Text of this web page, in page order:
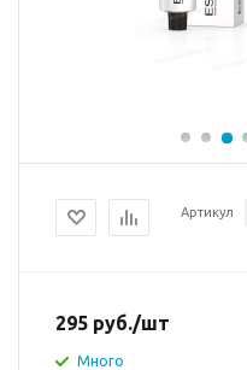
Артикул
295 руб./шт
Много